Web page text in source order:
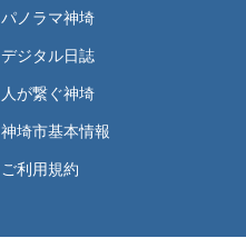
パノラマ神埼
デジタル日誌
人が繋ぐ神埼
神埼市基本情報
ご利用規約